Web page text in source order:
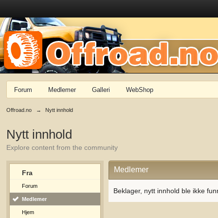
Forum Medlemer Galleri WebShop
Offroad.no → Nytt innhold
Nytt innhold
Explore content from the community
Fra
Forum
Medlemer
Hjem
Medlemer
Beklager, nytt innhold ble ikke